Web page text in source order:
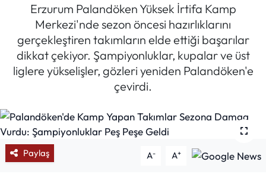
Erzurum Palandöken Yüksek İrtifa Kamp
Merkezi'nde sezon öncesi hazırlıklarını
gerçekleştiren takımların elde ettiği başarılar
dikkat çekiyor. Şampiyonluklar, kupalar ve üst
liglere yükselişler, gözleri yeniden Palandöken'e
çevirdi.
Paylaş A- A+
Dünya
Magazin
Mektup Galeri
Manşet
Haber Arşivi